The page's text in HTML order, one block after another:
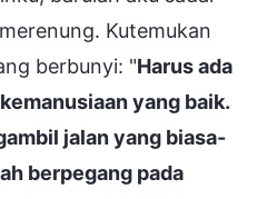
Kutemukan
berbunyi: "Harus ada
yang baik.
jalan yang biasa-
berpegang pada